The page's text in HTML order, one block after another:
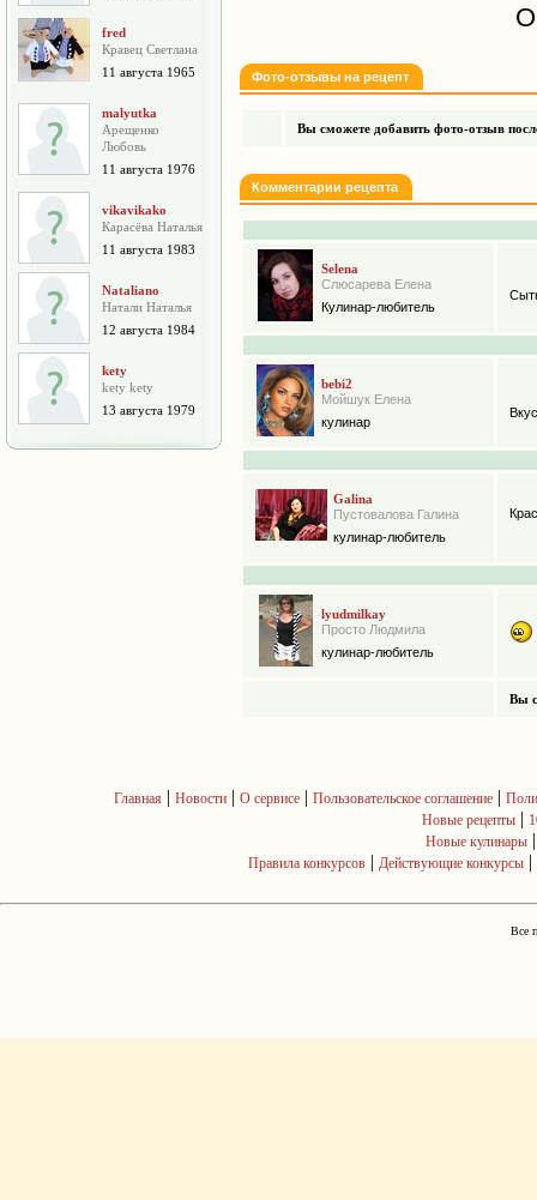
fred
Кравец Светлана
11 августа 1965
malyutka
Арещенко
Любовь
11 августа 1976
vikavikako
Карасёва Наталья
11 августа 1983
Nataliano
Натали Наталья
12 августа 1984
kety
kety kety
13 августа 1979
Фото-отзывы на рецепт
Вы сможете добавить фото-отзыв
Комментарии рецепта
Selena
Слюсарева Елена
Кулинар-любитель
bebi2
Мойшук Елена
кулинар
Galina
Пустовалова Галина
кулинар-любитель
lyudmilkay
Просто Людмила
кулинар-любитель
Вы
Главная | Новости| О сервисе| Пользовательское соглашение|
Новые рецепты |
Новые кулинары
Правила конкурсов | Действующие конкурсы |
Все